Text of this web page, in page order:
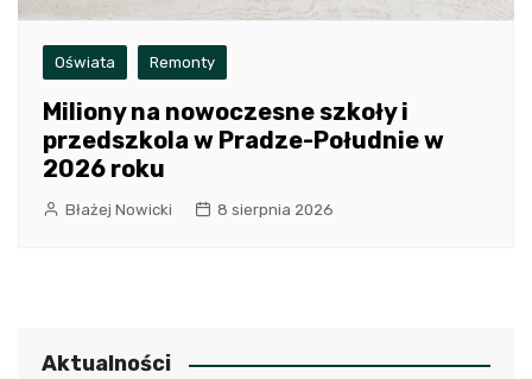
Oświata Remonty
Miliony na nowoczesne szkoły i
przedszkola w Pradze-Południe w
2026 roku
Błażej Nowicki 8 sierpnia 2026
Aktualności